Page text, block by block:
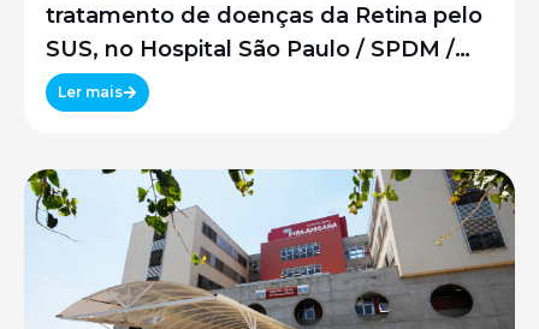
tratamento de doenças da Retina pelo
SUS, no Hospital São Paulo / SPDM /
UNIFESP
Ler mais